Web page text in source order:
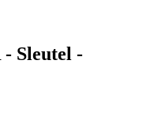
Sleutel -